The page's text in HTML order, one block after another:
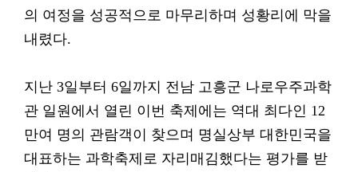
의 여정을 성공적으로 마무리하며 성황리에 막을
내렸다.
지난 3일부터 6일까지 전남 고흥군 나로우주과학
관 일원에서 열린 이번 축제에는 역대 최다인 12
만여 명의 관람객이 찾으며 명실상부 대한민국을
대표하는 과학축제로 자리매김했다는 평가를 받